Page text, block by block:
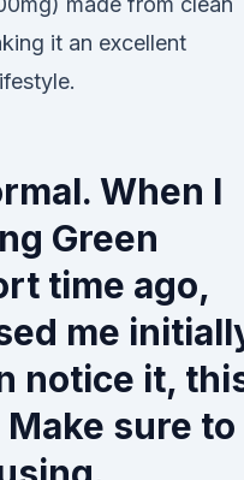
it an excellent
When I
Green
time ago,
me
notice it,
Make sure to